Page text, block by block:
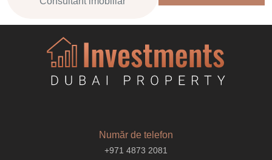
Număr de telefon
+971 4873 2081